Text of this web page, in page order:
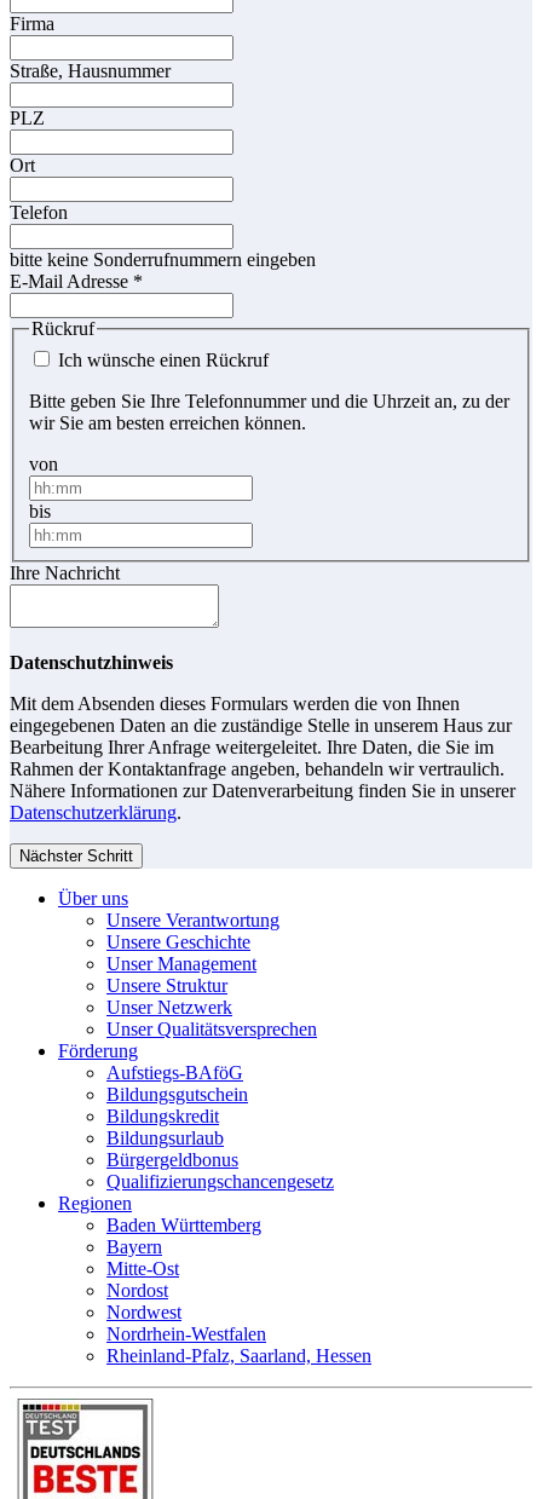
Firma
Straße, Hausnummer
PLZ
Ort
Telefon
bitte keine Sonderrufnummern eingeben
E-Mail Adresse *
Rückruf
Ich wünsche einen Rückruf
Bitte geben Sie Ihre Telefonnummer und die Uhrzeit an, zu der
wir Sie am besten erreichen können.
von
bis
Ihre Nachricht
Datenschutzhinweis
Mit dem Absenden dieses Formulars werden die von Ihnen
eingegebenen Daten an die zuständige Stelle in unserem Haus zur
Bearbeitung Ihrer Anfrage weitergeleitet. Ihre Daten, die Sie im
Rahmen der Kontaktanfrage angeben, behandeln wir vertraulich.
Nähere Informationen zur Datenverarbeitung finden Sie in unserer
Datenschutzerklärung.
Nächster Schritt
Über uns
Unsere Verantwortung
Unsere Geschichte
Unser Management
Unsere Struktur
Unser Netzwerk
Unser Qualitätsversprechen
Förderung
Aufstiegs-BAföG
Bildungsgutschein
Bildungskredit
Bildungsurlaub
Bürgergeldbonus
Qualifizierungschancengesetz
Regionen
Baden Württemberg
Bayern
Mitte-Ost
Nordost
Nordwest
Nordrhein-Westfalen
Rheinland-Pfalz, Saarland, Hessen